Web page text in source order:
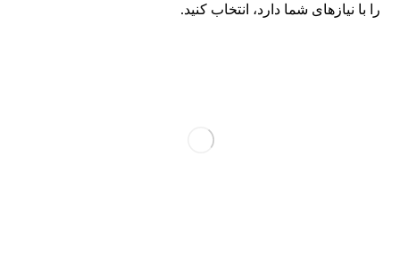
را با نیازهای شما دارد، انتخاب کنید.